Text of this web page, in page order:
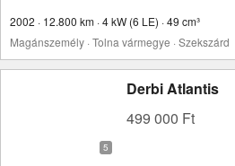
2002 · 12.800 km · 4 kW (6 LE) · 49 cm³
Magánszemély · Tolna vármegye · Szekszárd
Derbi Atlantis
499 000 Ft